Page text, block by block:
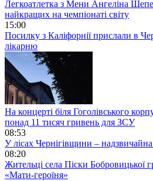
Легкоатлетка з Мени Ангеліна
найкращих на чемпіонаті світу
15:00
Посилку з Каліфорнії прислали в
лікарню
На концерті біля Гоголівського
понад 11 тисяч гривень для ЗСУ
08:53
У лісах Чернігівщини –
08:20
Жительці села Піски Бобровицької
«Мати-героїня»